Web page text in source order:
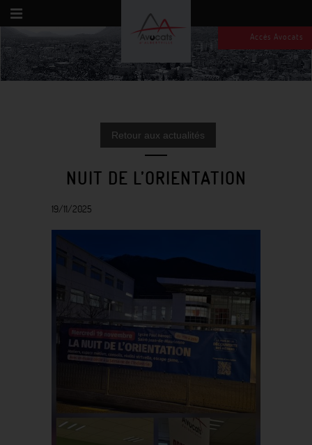
Accès Avocats
Retour aux actualités
NUIT DE L’ORIENTATION
19/11/2025